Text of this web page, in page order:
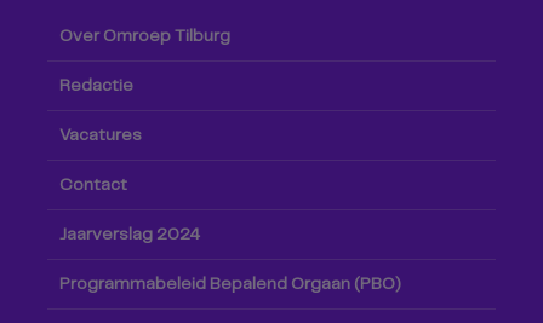
Over Omroep Tilburg
Redactie
Vacatures
Contact
Jaarverslag 2024
Programmabeleid Bepalend Orgaan (PBO)